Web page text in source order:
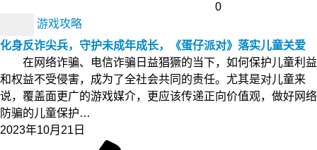
0
游戏攻略
化身反诈尖兵，守护未成年成长，《蛋仔派对》落实儿童关爱
在网络诈骗、电信诈骗日益猖獗的当下，如何保护儿童利益
和权益不受侵害，成为了全社会共同的责任。尤其是对儿童来
说，覆盖面更广的游戏媒介，更应该传递正向价值观，做好网络
防骗的儿童保护…
2023年10月21日